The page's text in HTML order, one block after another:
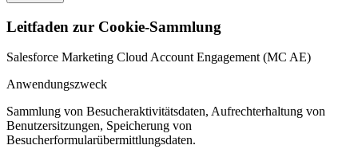
Leitfaden zur Cookie-Sammlung
Salesforce Marketing Cloud Account Engagement (MC AE)
Anwendungszweck
Sammlung von Besucheraktivitätsdaten, Aufrechterhaltung von
Benutzersitzungen, Speicherung von
Besucherformularübermittlungsdaten.